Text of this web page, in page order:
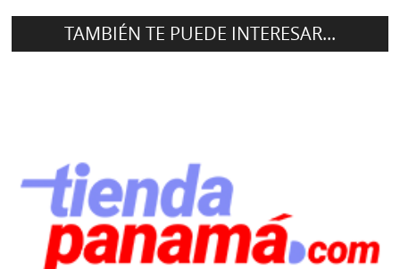
TAMBIÉN TE PUEDE INTERESAR...